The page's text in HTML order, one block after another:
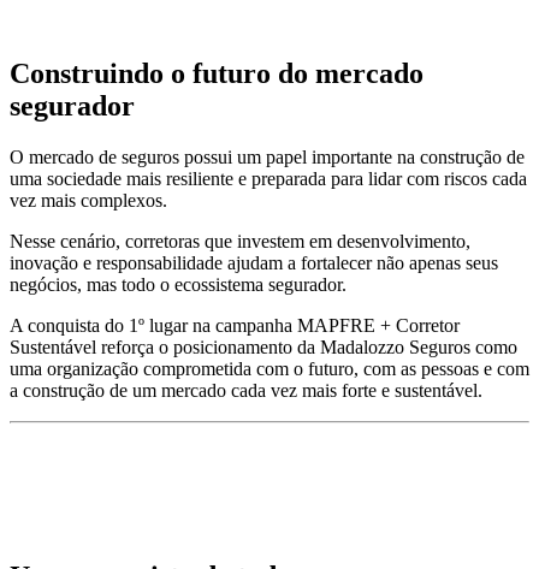
Construindo o futuro do mercado
segurador
O mercado de seguros possui um papel importante na construção de
uma sociedade mais resiliente e preparada para lidar com riscos cada
vez mais complexos.
Nesse cenário, corretoras que investem em desenvolvimento,
inovação e responsabilidade ajudam a fortalecer não apenas seus
negócios, mas todo o ecossistema segurador.
A conquista do 1º lugar na campanha MAPFRE + Corretor
Sustentável reforça o posicionamento da Madalozzo Seguros como
uma organização comprometida com o futuro, com as pessoas e com
a construção de um mercado cada vez mais forte e sustentável.